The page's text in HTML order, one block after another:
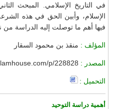
في التاريخ الإسلامي. المبحث
الإسلام، وأبين الحق في هذه
فيها أهم ما توصلت إليه الدراسة من
المؤلف : منقذ بن محمود السقار
المصدر : p/228828
التحميل :
أهمية دراسة التوحيد